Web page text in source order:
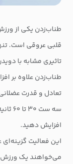
طناب‌زدن یکی از
قلبی عروقی است.
تاثیری مشابه با
طناب‌زدن علاوه بر
تعادل و قدرت
سه
افزایش دهید.
این فعالیت گزینه‌ای
می‌خواهند یک ورزش